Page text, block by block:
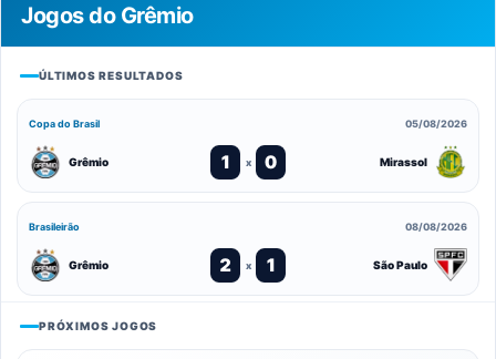
Jogos do Grêmio
ÚLTIMOS RESULTADOS
Copa do Brasil 05/08/2026
Grêmio 1 x 0 Mirassol
Brasileirão 08/08/2026
Grêmio 2 x 1 São Paulo
PRÓXIMOS JOGOS